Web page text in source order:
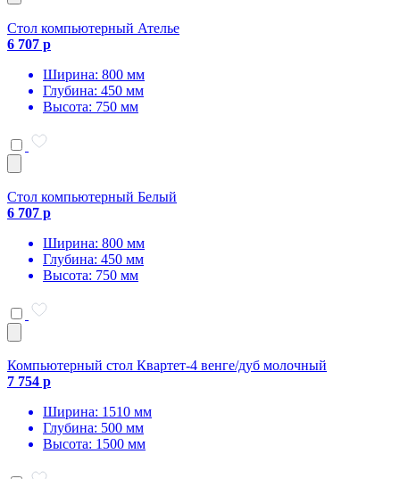
Стол компьютерный Ателье
6 707 р
Ширина: 800 мм
Глубина: 450 мм
Высота: 750 мм
Стол компьютерный Белый
6 707 р
Ширина: 800 мм
Глубина: 450 мм
Высота: 750 мм
Компьютерный стол Квартет-4 венге/дуб молочный
7 754 р
Ширина: 1510 мм
Глубина: 500 мм
Высота: 1500 мм